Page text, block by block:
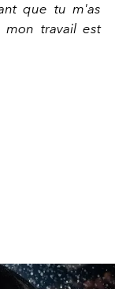
que tu m'as
travail est